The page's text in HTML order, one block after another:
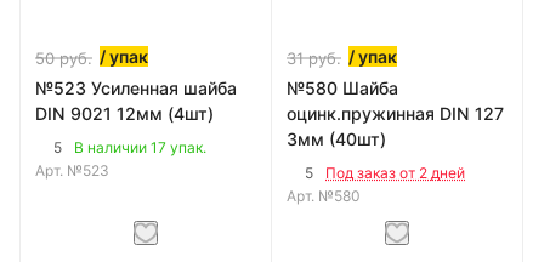
50руб. / упак
№523 Усиленная шайба
DIN 9021 12мм (4шт)
5
В наличии 17 упак.
Арт. №523
31руб. / упак
№580 Шайба
оцинк.пружинная DIN 127
3мм (40шт)
5
Под заказ от 2 дней
Арт. №580